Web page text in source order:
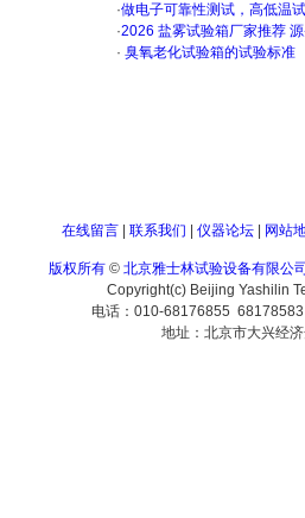
·做电子可靠性测试，高低温
·2026 盐雾试验箱厂家推荐
· 臭氧老化试验箱的试验标准
在线留言| 联系我们 仪器论坛| 网站
版权所有 © 北京雅士林试验设备有限公
Copyright(c) Beijing Yashilin
电话：010-68176855
地址：北京市大兴经